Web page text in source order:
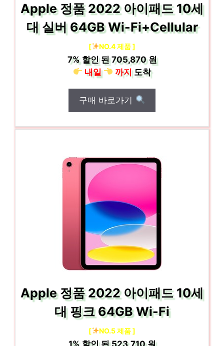
Apple 정품 2022 아이패드 10세
대 실버 64GB Wi-Fi+Cellular
[ NO.4 제품 ]
7%할인 된705,870 원
내일
까지도착
구매 바로가기
Apple 정품 2022 아이패드 10세
대 핑크 64GB Wi-Fi
[ NO.5 제품 ]
1%할인 된523,710 원